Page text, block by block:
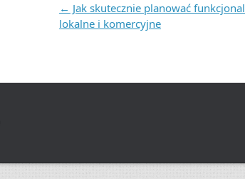
Post navigation
← Jak skutecznie planować
lokalne i komercyjne